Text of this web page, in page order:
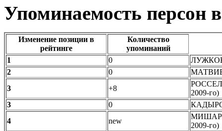
Упоминаемость
Изменение позиции в
рейтинге
Количество
упоминаний
1
0
ЛУЖКОВ
2
0
3
+8
РОССЕЛЬ
2009-го)
3
0
4
new
МИШАРИН
2009-го)